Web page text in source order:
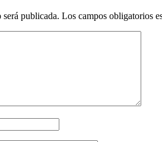
publicada. Los campos obligatorios